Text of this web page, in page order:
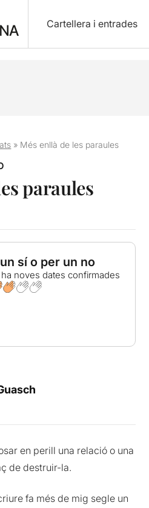
Cartellera i entrades
» Més enllà de les paraules
paraules
sí o per un no
noves dates confirmades
en perill una relació o una
de destruir-la.
fa més de mig segle un